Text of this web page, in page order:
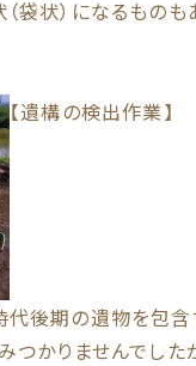
袋状）になるもの
【遺構の検出作業】
後期の遺物を包
つかりませんでし